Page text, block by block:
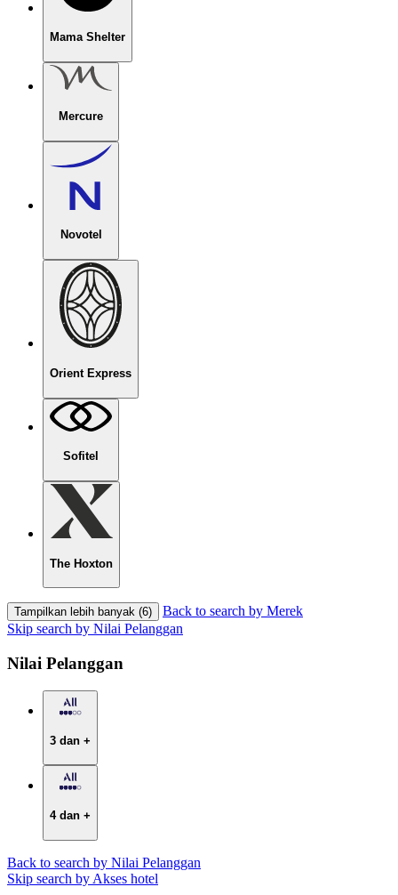
Mama Shelter
Mercure
Novotel
Orient Express
Sofitel
The Hoxton
Tampilkan lebih banyak (6)
Back to search by Merek
Skip search by Nilai Pelanggan
Nilai Pelanggan
3 dan +
4 dan +
Back to search by Nilai Pelanggan
Skip search by Akses hotel